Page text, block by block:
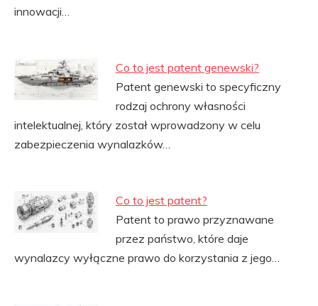
innowacji…
Co to jest patent genewski?
Patent genewski to specyficzny
rodzaj ochrony własności
intelektualnej, który został wprowadzony w celu
zabezpieczenia wynalazków…
Co to jest patent?
Patent to prawo przyznawane
przez państwo, które daje
wynalazcy wyłączne prawo do korzystania z jego…